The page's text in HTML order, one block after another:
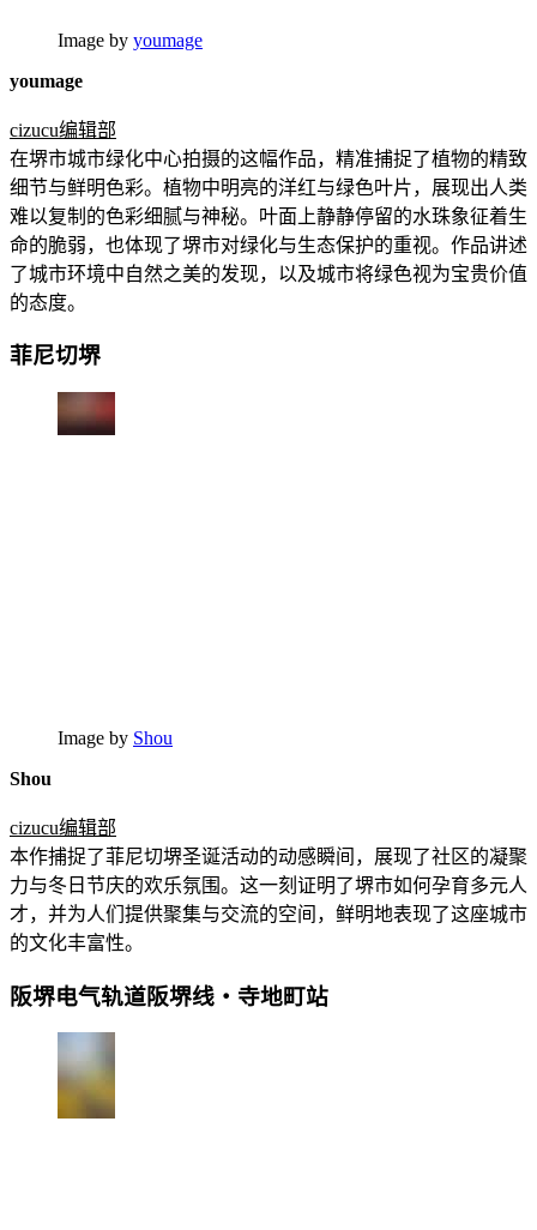
Image by youmage
youmage
cizucu编辑部
在堺市城市绿化中心拍摄的这幅作品，精准捕捉了植物的精致
细节与鲜明色彩。植物中明亮的洋红与绿色叶片，展现出人类
难以复制的色彩细腻与神秘。叶面上静静停留的水珠象征着生
命的脆弱，也体现了堺市对绿化与生态保护的重视。作品讲述
了城市环境中自然之美的发现，以及城市将绿色视为宝贵价值
的态度。
菲尼切堺
Image by Shou
Shou
cizucu编辑部
本作捕捉了菲尼切堺圣诞活动的动感瞬间，展现了社区的凝聚
力与冬日节庆的欢乐氛围。这一刻证明了堺市如何孕育多元人
才，并为人们提供聚集与交流的空间，鲜明地表现了这座城市
的文化丰富性。
阪堺电气轨道阪堺线・寺地町站